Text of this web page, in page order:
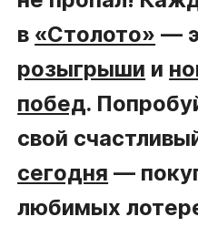
в «Столото» —
розыгрыши и
побед.
свой
сегодня —
любимых